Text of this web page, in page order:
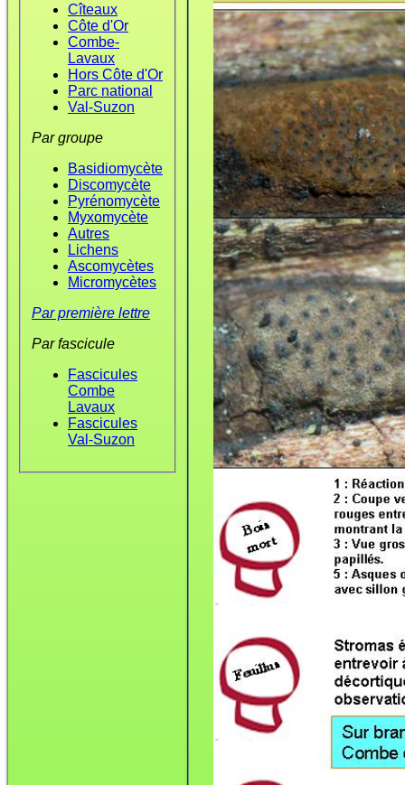
Cîteaux
Côte d'Or
Combe-
Lavaux
Hors Côte d'Or
Parc national
Val-Suzon
Par groupe
Basidiomycète
Discomycète
Pyrénomycète
Myxomycète
Autres
Lichens
Ascomycètes
Micromycètes
Par première lettre
Par fascicule
Fascicules
Combe
Lavaux
Fascicules
Val-Suzon